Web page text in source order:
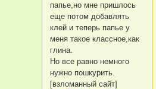
папье,но мне пришлось
еще потом добавлять
клей и теперь папье у
меня такое классное,как
глина.
Но все равно немного
нужно пошкурить.
[взломанный сайт]